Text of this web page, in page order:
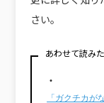
さい。
あわせて読み
・
「ガクチカが